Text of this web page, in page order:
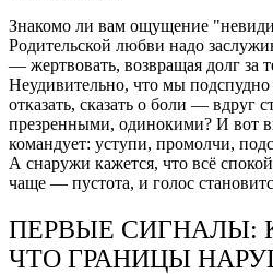
Знакомо ли вам ощущение
Родительской любви надо
— жертвовать, возвращая долг за
Неудивительно, что мы
отказать, сказать о боли — вдруг
презренными, одинокими? И вот
командует: уступи, промолчи,
А снаружи кажется, что всё
чаще — пустота, и голос
ПЕРВЫЕ СИГНАЛЫ:
ЧТО ГРАНИЦЫ